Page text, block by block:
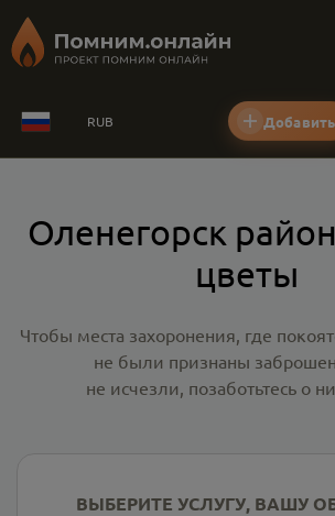
RUB Добавить
Оленегорск
цветы
Чтобы места захоронения, где
не были признаны
не исчезли, позаботьтесь о
ВЫБЕРИТЕ УСЛУГУ, ВАШУ